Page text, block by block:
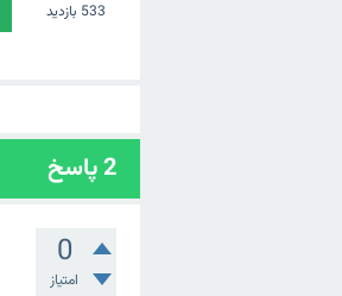
533 بازدید
2پاسخ
0
امتیاز